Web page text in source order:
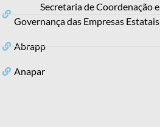
Secretaria de Coordenação e
Governança das Empresas Estatais
Abrapp
Anapar